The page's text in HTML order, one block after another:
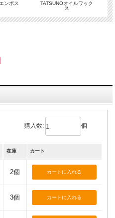
ンボス
TATSUNOオイルワック
ス
購入数: 個
在庫 カート
2個
3個